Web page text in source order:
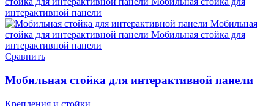
Сравнить
Мобильная стойка для интерактивной панели
Крепления и стойки